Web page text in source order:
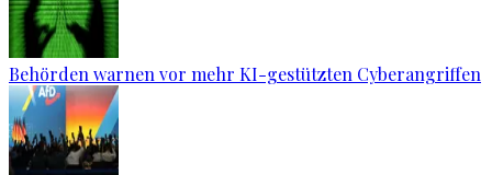
Behörden warnen vor mehr KI-gestützten Cyberangriffen